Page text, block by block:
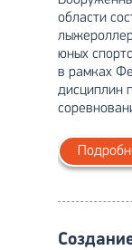
области
юных
в рамках
дисциплин